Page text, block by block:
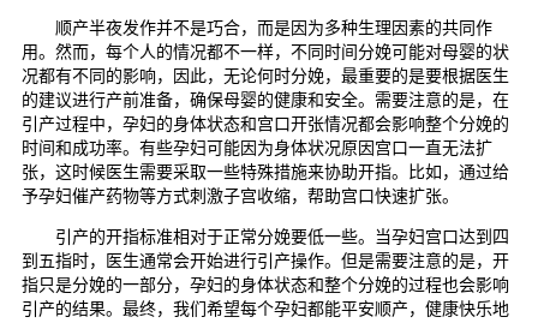
顺产半夜发作并不是巧合，而是因为多种生理因素的共同作
用。然而，每个人的情况都不一样，不同时间分娩可能对母婴的状
况都有不同的影响，因此，无论何时分娩，最重要的是要根据医生
的建议进行产前准备，确保母婴的健康和安全。需要注意的是，在
引产过程中，孕妇的身体状态和宫口开张情况都会影响整个分娩的
时间和成功率。有些孕妇可能因为身体状况原因宫口一直无法扩
张，这时候医生需要采取一些特殊措施来协助开指。比如，通过给
予孕妇催产药物等方式刺激子宫收缩，帮助宫口快速扩张。
引产的开指标准相对于正常分娩要低一些。当孕妇宫口达到四
到五指时，医生通常会开始进行引产操作。但是需要注意的是，开
指只是分娩的一部分，孕妇的身体状态和整个分娩的过程也会影响
引产的结果。最终，我们希望每个孕妇都能平安顺产，健康快乐地